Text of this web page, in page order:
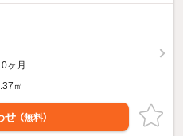
ヶ月
㎡
せ （無料）